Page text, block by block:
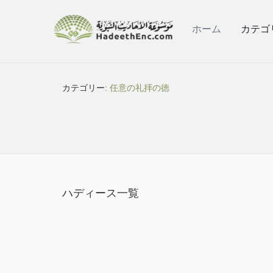
ホーム カテ
カテゴリー:任意の礼拝の徳
ハディース一覧